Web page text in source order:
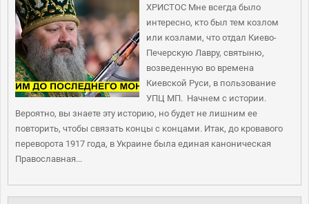
ХРИСТОС Мне всегда было
интересно, кто был тем козлом
или козлами, что отдал Киево-
Печерскую Лавру, святыню,
возведенную во времена
Киевской Руси, в пользование
УПЦ МП. Начнем с истории.
Вероятно, вы знаете эту историю, но будет не лишним ее
повторить, чтобы связать концы с концами. Итак, до кровавого
переворота 1917 года, в Украине была единая каноническая
Православная...